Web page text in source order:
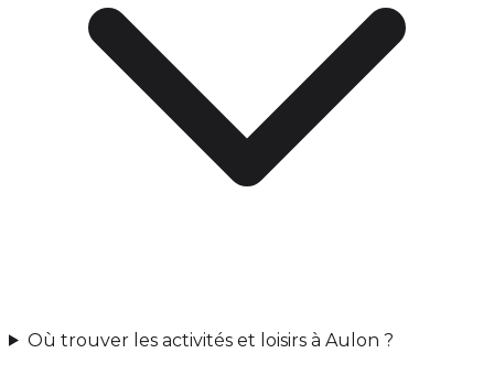
Où trouver les activités et loisirs à Aulon ?